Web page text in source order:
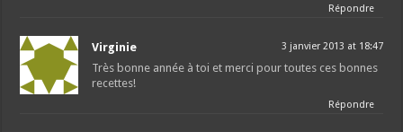
Répondre
Virginie 3 janvier 2013 at 18:47
Très bonne année à toi et merci pour toutes ces bonnes
recettes!
Répondre